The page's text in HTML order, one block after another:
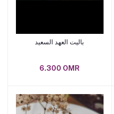
باليت العهد السعيد
6.300 OMR